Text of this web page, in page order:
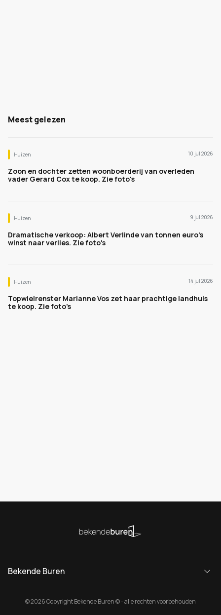
Meest gelezen
Huizen 10 jul 2026
Zoon en dochter zetten woonboerderij van overleden
vader Gerard Cox te koop. Zie foto's
Huizen 9 jul 2026
Dramatische verkoop: Albert Verlinde van tonnen euro's
winst naar verlies. Zie foto's
Huizen 14 jul 2026
Topwielrenster Marianne Vos zet haar prachtige landhuis
te koop. Zie foto's
Bekende Buren
© 2026 Copyright Bekende Buren © - alle rechten voorbehouden